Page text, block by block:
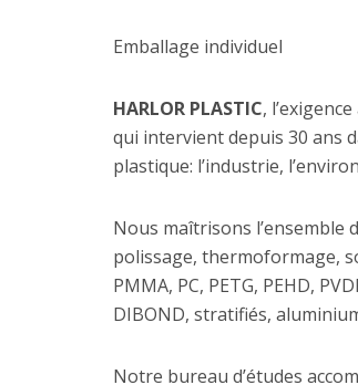
Emballage individuel
HARLOR PLASTIC,
qui intervient depuis 30 ans
plastique: l’industrie,
Nous maîtrisons l’ensemble
polissage, thermoformage,
PMMA, PC, PETG, PEHD,
DIBOND, stratifiés,
Notre bureau d’études